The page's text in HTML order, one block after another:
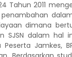
Tahun 2011
dimana
SJSN dalam
Jamkes,